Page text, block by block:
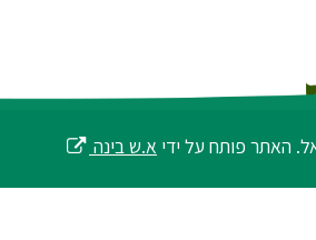
האתר פותח על ידי א.ש בינה